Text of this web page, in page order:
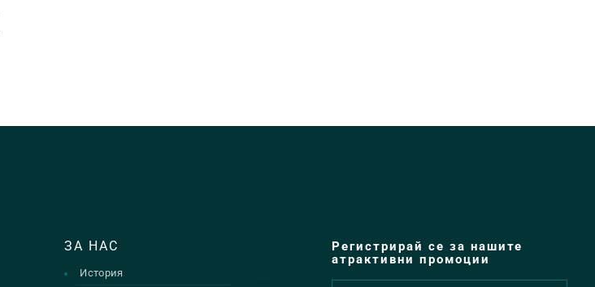
ЗА НАС
История
Регистрирай се за нашите
атрактивни промоции